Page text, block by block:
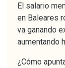
El salario
en Baleares
va ganando
aumentando
¿Cómo